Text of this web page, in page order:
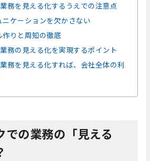
務を見える化するうえでの注意点
ニケーションを欠かさない
作りと周知の徹底
務の見える化を実現するポイント
務を見える化すれば、会社全体の利
での業務の「見える